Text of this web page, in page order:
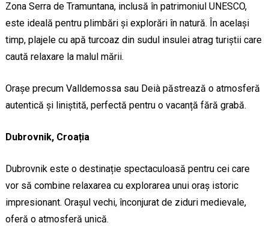
Zona Serra de Tramuntana, inclusă în patrimoniul UNESCO,
este ideală pentru plimbări și explorări în natură. În același
timp, plajele cu apă turcoaz din sudul insulei atrag turiștii care
caută relaxare la malul mării.
Orașe precum Valldemossa sau Deià păstrează o atmosferă
autentică și liniștită, perfectă pentru o vacanță fără grabă.
Dubrovnik, Croația
Dubrovnik este o destinație spectaculoasă pentru cei care
vor să combine relaxarea cu explorarea unui oraș istoric
impresionant. Orașul vechi, înconjurat de ziduri medievale,
oferă o atmosferă unică.